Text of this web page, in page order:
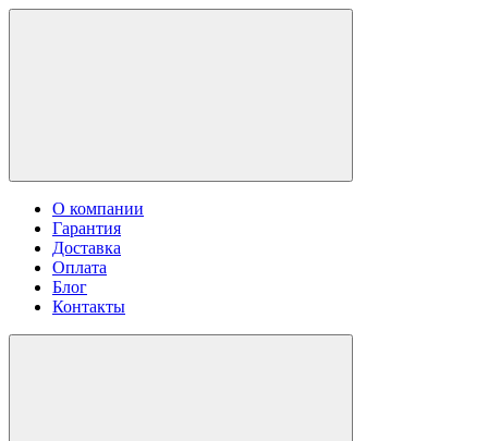
О компании
Гарантия
Доставка
Оплата
Блог
Контакты